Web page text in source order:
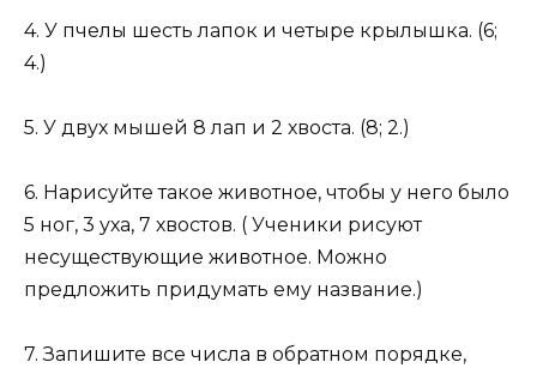
4. У пчелы шесть лапок и четыре крылышка. (6;
4.)
5. У двух мышей 8 лап и 2 хвоста. (8; 2.)
6. Нарисуйте такое животное, чтобы у него было
5 ног, 3 уха, 7 хвостов. ( Ученики рисуют
несуществующие животное. Можно
предложить придумать ему название.)
7. Запишите все числа в обратном порядке,